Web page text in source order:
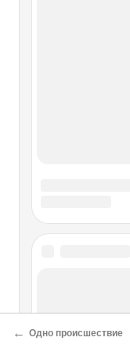
← Одно происшествие